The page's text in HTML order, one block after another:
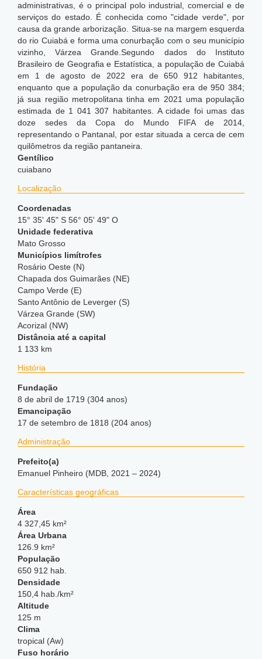
administrativas, é o principal polo industrial, comercial e de
serviços do estado. É conhecida como "cidade verde", por
causa da grande arborização. Situa-se na margem esquerda
do rio Cuiabá e forma uma conurbação com o seu município
vizinho, Várzea Grande.Segundo dados do Instituto
Brasileiro de Geografia e Estatística, a população de Cuiabá
em 1 de agosto de 2022 era de 650 912 habitantes,
enquanto que a população da conurbação era de 950 384;
já sua região metropolitana tinha em 2021 uma população
estimada de 1 041 307 habitantes. A cidade foi umas das
doze sedes da Copa do Mundo FIFA de 2014,
representando o Pantanal, por estar situada a cerca de cem
quilômetros da região pantaneira.
Gentílico
cuiabano
Localização
Coordenadas
15° 35' 45" S 56° 05' 49" O
Unidade federativa
Mato Grosso
Municípios limítrofes
Rosário Oeste (N)
Chapada dos Guimarães (NE)
Campo Verde (E)
Santo Antônio de Leverger (S)
Várzea Grande (SW)
Acorizal (NW)
Distância até a capital
1 133 km
História
Fundação
8 de abril de 1719 (304 anos)
Emancipação
17 de setembro de 1818 (204 anos)
Administração
Prefeito(a)
Emanuel Pinheiro (MDB, 2021 – 2024)
Características geográficas
Área
4 327,45 km²
Área Urbana
126.9 km²
População
650 912 hab.
Densidade
150,4 hab./km²
Altitude
125 m
Clima
tropical (Aw)
Fuso horário